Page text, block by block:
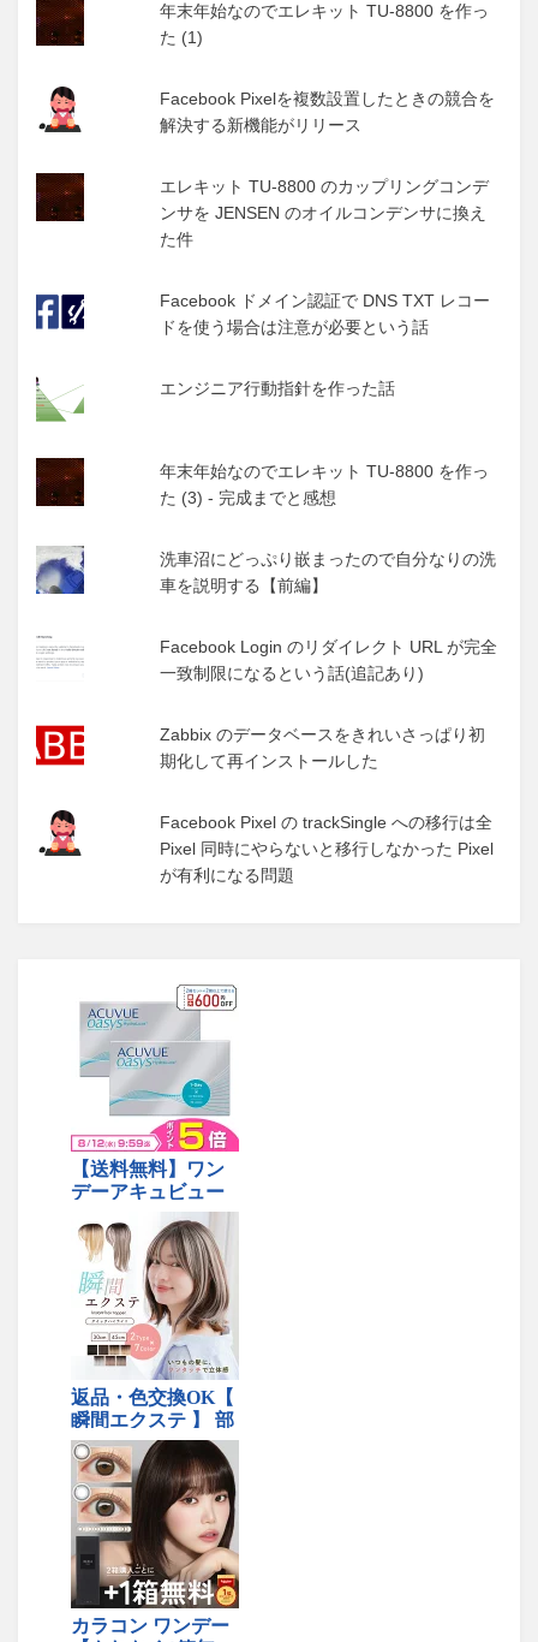
年末年始なのでエレキット TU-8800 を作っ
た (1)
Facebook Pixelを複数設置したときの競合を
解決する新機能がリリース
エレキット TU-8800 のカップリングコンデ
ンサを JENSEN のオイルコンデンサに換え
た件
Facebook ドメイン認証で DNS TXT レコー
ドを使う場合は注意が必要という話
エンジニア行動指針を作った話
年末年始なのでエレキット TU-8800 を作っ
た (3) - 完成までと感想
洗車沼にどっぷり嵌まったので自分なりの洗
車を説明する【前編】
Facebook Login のリダイレクト URL が完全
一致制限になるという話(追記あり)
Zabbix のデータベースをきれいさっぱり初
期化して再インストールした
Facebook Pixel の trackSingle への移行は全
Pixel 同時にやらないと移行しなかった Pixel
が有利になる問題